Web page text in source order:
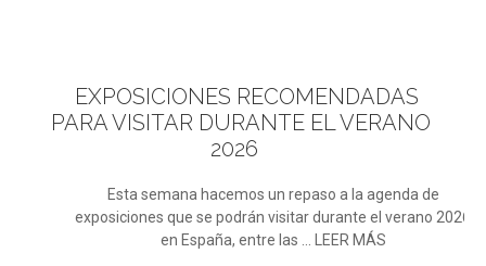
EXPOSICIONES RECOMENDADAS
PARA VISITAR DURANTE EL VERANO
2026
Esta semana hacemos un repaso a la agenda de
exposiciones que se podrán visitar durante el verano 2026
en España, entre las ... LEER MÁS